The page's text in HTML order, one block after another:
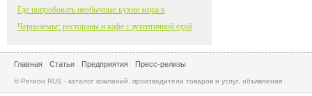
Где попробовать необычные кухни мира в
Черноземье: рестораны и кафе с аутентичной едой
Главная Статьи Предприятия Пресс-релизы
© Регион RUS - каталог компаний, производители товаров и услуг, объявления